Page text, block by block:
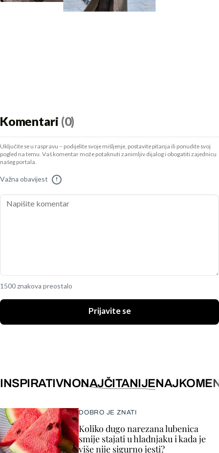
Komentari (0)
Uključite se u raspravu – podijelite svoje mišljenje, postavite pitanja ili ponudite svoj
pogled na temu. Vaš komentar može potaknuti zanimljiv dijalog i obogatiti zajednicu
našeg portala.
Važna obavijest !
1500 znakova preostalo
Prijavite se
INSPIRATIVNONAJČITANIJE
DOBRO JE ZNATI
Koliko dugo narezana lubenica
smije stajati u hladnjaku i kada je
više nije sigurno jesti?